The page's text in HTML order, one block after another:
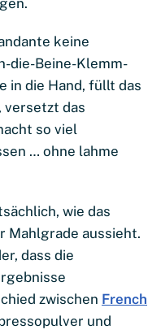
keine
die-Beine-Klemm-
in die Hand, füllt das
versetzt das
so viel
… ohne lahme
wie das
Mahlgrade aussieht.
dass die
zwischen French
und